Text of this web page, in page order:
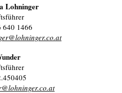
Lohninger
640 1466